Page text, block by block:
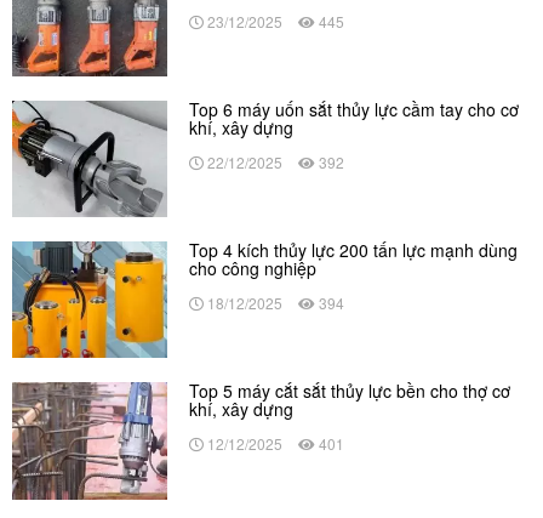
23/12/2025 445
Top 6 máy uốn sắt thủy lực cầm tay cho cơ
khí, xây dựng
22/12/2025 392
Top 4 kích thủy lực 200 tấn lực mạnh dùng
cho công nghiệp
18/12/2025 394
Top 5 máy cắt sắt thủy lực bền cho thợ cơ
khí, xây dựng
12/12/2025 401